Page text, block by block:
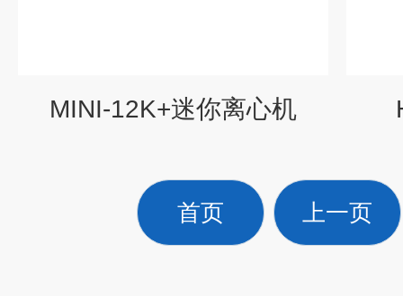
MINI-12K+迷你离心机
首页 上一页